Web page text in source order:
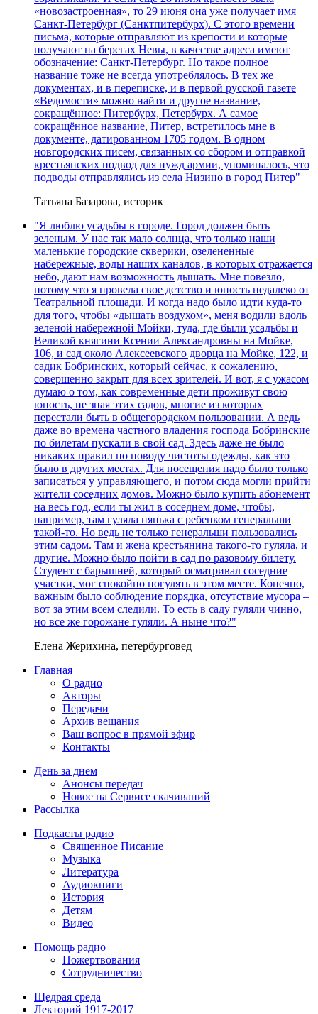
«новозастроенная», то 29 июня она уже получает имя
Санкт-Петербург (Санктпитербурх). С этого времени
письма, которые отправляют из крепости и которые
получают на берегах Невы, в качестве адреса имеют
обозначение: Санкт-Петербург. Но такое полное
название тоже не всегда употреблялось. В тех же
документах, и в переписке, и в первой русской газете
«Ведомости» можно найти и другое название,
сокращённое: Питербурх, Петербурх. А самое
сокращённое название, Питер, встретилось мне в
документе, датированном 1705 годом. В одном
новгородских писем, связанных со сбором и отправкой
крестьянских подвод для нужд армии, упоминалось, что
подводы отправлялись из села Низино в город Питер"
Татьяна Базарова, историк
"Я люблю усадьбы в городе. Город должен быть
зеленым. У нас так мало солнца, что только наши
маленькие городские скверики, озелененные
набережные, воды наших каналов, в которых отражается
небо, дают нам возможность дышать. Мне повезло,
потому что я провела свое детство и юность недалеко от
Театральной площади. И когда надо было идти куда-то
для того, чтобы «дышать воздухом», меня водили вдоль
зеленой набережной Мойки, туда, где были усадьбы и
Великой княгини Ксении Александровны на Мойке,
106, и сад около Алексеевского дворца на Мойке, 122, и
садик Бобринских, который сейчас, к сожалению,
совершенно закрыт для всех зрителей. И вот, я с ужасом
думаю о том, как современные дети проживут свою
юность, не зная этих садов, многие из которых
перестали быть в общегородском пользовании. А ведь
даже во времена частного владения господа Бобринские
по билетам пускали в свой сад. Здесь даже не было
никаких правил по поводу чистоты одежды, как это
было в других местах. Для посещения надо было только
записаться у управляющего, и потом сюда могли прийти
жители соседних домов. Можно было купить абонемент
на весь год, если ты жил в соседнем доме, чтобы,
например, там гуляла нянька с ребенком генеральши
такой-то. Но ведь не только генеральши пользовались
этим садом. Там и жена крестьянина такого-то гуляла, и
другие. Можно было пойти в сад по разовому билету.
Студент с барышней, который осматривал соседние
участки, мог спокойно погулять в этом месте. Конечно,
важным было соблюдение порядка, отсутствие мусора –
вот за этим всем следили. То есть в саду гуляли чинно,
но все же горожане гуляли. А ныне что?"
Елена Жерихина, петербурговед
Главная
О радио
Авторы
Передачи
Архив вещания
Ваш вопрос в прямой эфир
Контакты
День за днем
Анонсы передач
Новое на Сервисе скачиваний
Рассылка
Подкасты радио
Священное Писание
Музыка
Литература
Аудиокниги
История
Детям
Видео
Помощь радио
Пожертвования
Сотрудничество
Щедрая среда
Лекторий 1917-2017